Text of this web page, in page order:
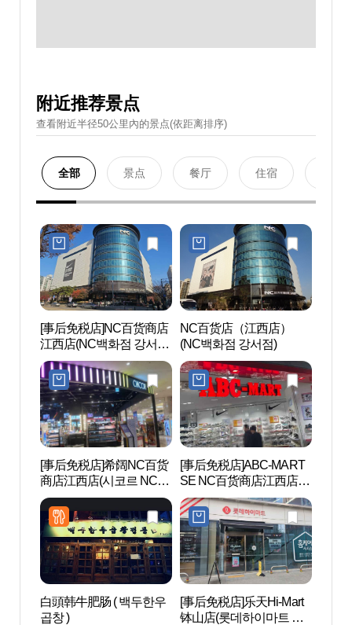
附近推荐景点
查看附近半径50公里內的景点(依距离排序)
全部 景点 餐厅 住宿
[事后免税店]NC百货商店
江西店(NC백화점 강서
점)
NC百货店（江西店）
(NC백화점 강서점)
[事后免税店]希阔NC百货
商店江西店(시코르 NC백
화점 강서점)
[事后免税店]ABC-MART
SE NC百货商店江西店
(ABC마트 SE NC백화점
강서점)
白頭韩牛肥肠 ( 백두한우
곱창 )
[事后免税店]乐天Hi-Mart
钵山店(롯데하이마트 발